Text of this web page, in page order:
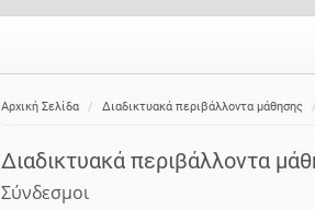
Αρχική Σελίδα Διαδικτυακά περιβάλλοντα μάθησης
Διαδικτυακά περιβάλλοντα
Σύνδεσμοι